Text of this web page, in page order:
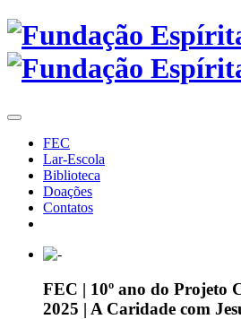
FEC
Lar-Escola
Biblioteca
Doações
Contatos
FEC | 10º ano do Projeto
2025 | A Caridade com